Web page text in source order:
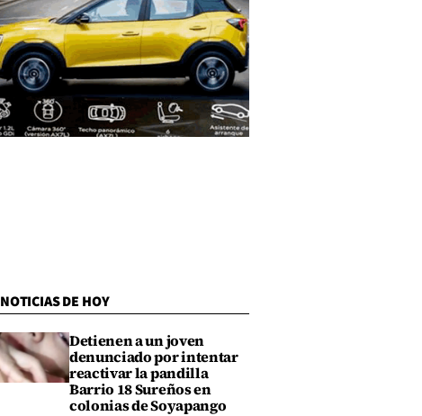
NOTICIAS DE HOY
Detienen a un joven
denunciado por intentar
reactivar la pandilla
Barrio 18 Sureños en
colonias de Soyapango